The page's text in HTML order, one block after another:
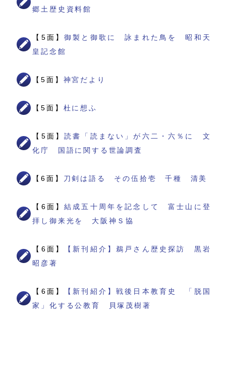
郷土歴史資料館
【5面】御製と御歌に 詠まれた鳥を 昭和天
皇記念館
【5面】 神宮だより
【5面】 杜に想ふ
【5面】読書「読まない」が六二・六％に 文
化庁 国語に関する世論調査
【6面】 刀剣は語る その伍拾壱 千種 清美
【6面】結成五十周年を記念して 富士山に登
拝し御来光を 大阪神Ｓ協
【6面】
【新刊紹介】鵜戸さん歴史探訪 黒岩
昭彦著
【6面】
【新刊紹介】戦後日本教育史 「脱国
家」化する公教育 貝塚茂樹著